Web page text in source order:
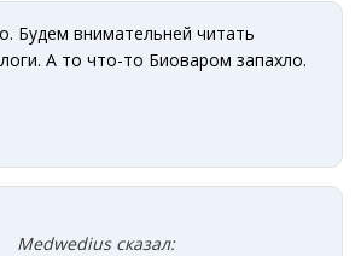
Будем внимательней читать
А то что-то Биоваром запахло.
Medwedius сказал: